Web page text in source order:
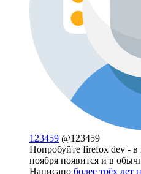
123459 @123459
Попробуйте firefox dev - в
ноября появится и в
Написано более трёх лет